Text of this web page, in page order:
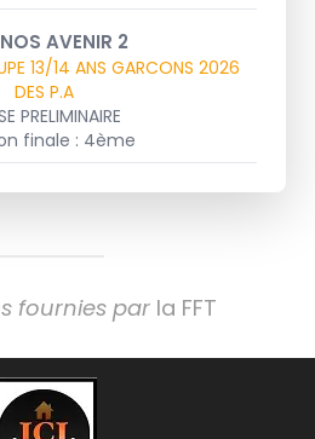
AVENIR 2
13/14 ANS GARCONS 2026
DES P.A
PRELIMINAIRE
finale : 4ème
fournies parla FFT